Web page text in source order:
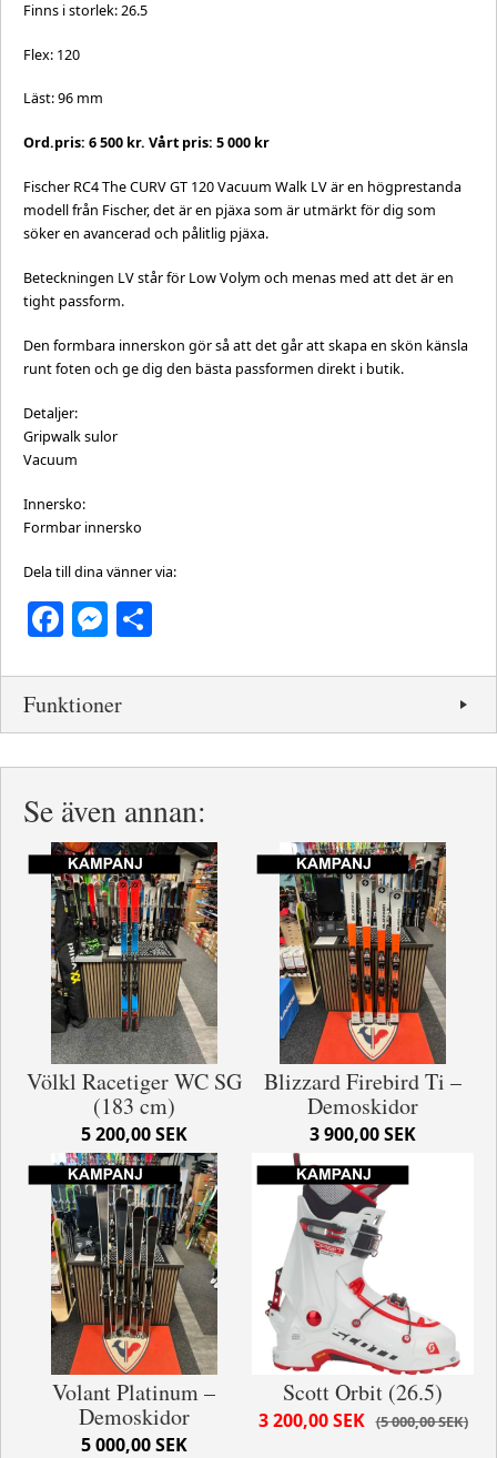
Finns i storlek: 26.5
Flex: 120
Läst: 96 mm
Ord.pris: 6 500 kr. Vårt pris: 5 000 kr
Fischer RC4 The CURV GT 120 Vacuum Walk LV är en högprestanda
modell från Fischer, det är en pjäxa som är utmärkt för dig som
söker en avancerad och pålitlig pjäxa.
Beteckningen LV står för Low Volym och menas med att det är en
tight passform.
Den formbara innerskon gör så att det går att skapa en skön känsla
runt foten och ge dig den bästa passformen direkt i butik.
Detaljer:
Gripwalk sulor
Vacuum
Innersko:
Formbar innersko
Dela till dina vänner via:
Facebook
Messenger
Funktioner
Se även annan:
Völkl Racetiger WC SG
(183 cm)
5 200,00 SEK
Blizzard Firebird Ti –
Demoskidor
3 900,00 SEK
Volant Platinum –
Demoskidor
5 000,00 SEK
Scott Orbit (26.5)
5 000,00 SEK
3 200,00 SEK